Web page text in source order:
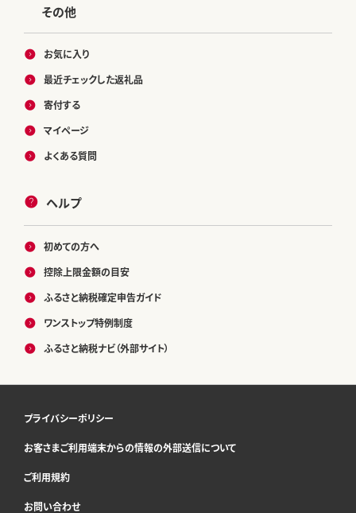
その他
お気に入り
最近チェックした返礼品
寄付する
マイページ
よくある質問
ヘルプ
初めての方へ
控除上限金額の目安
ふるさと納税確定申告ガイド
ワンストップ特例制度
ふるさと納税ナビ（外部サイト）
プライバシーポリシー
お客さまご利用端末からの情報の外部送信について
ご利用規約
お問い合わせ